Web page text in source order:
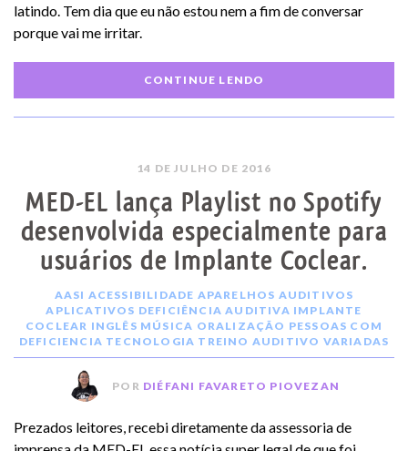
latindo. Tem dia que eu não estou nem a fim de conversar
porque vai me irritar.
CONTINUE LENDO
14 DE JULHO DE 2016
MED-EL lança Playlist no Spotify
desenvolvida especialmente para
usuários de Implante Coclear.
AASI ACESSIBILIDADE APARELHOS AUDITIVOS
APLICATIVOS DEFICIÊNCIA AUDITIVA IMPLANTE
COCLEAR INGLÊS MÚSICA ORALIZAÇÃO PESSOAS COM
DEFICIENCIA TECNOLOGIA TREINO AUDITIVO VARIADAS
POR DIÉFANI FAVARETO PIOVEZAN
Prezados leitores, recebi diretamente da assessoria de